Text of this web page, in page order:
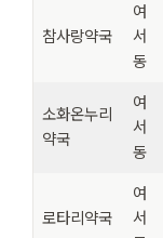
참사랑약국
여
서
동
소화온누리
약국
여
서
동
로타리약국
여
서